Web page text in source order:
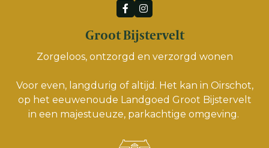
Groot Bijstervelt
Zorgeloos, ontzorgd en verzorgd wonen
Voor even, langdurig of altijd. Het kan in Oirschot,
op het eeuwenoude Landgoed Groot Bijstervelt
in een majestueuze, parkachtige omgeving.